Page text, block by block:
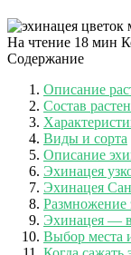
На чтение 18 мин
Содержание
Описание
Состав
Виды и сорта
Описание
Эхинацея
Эхинацея
Размножение
Эхинацея —
Выбор места